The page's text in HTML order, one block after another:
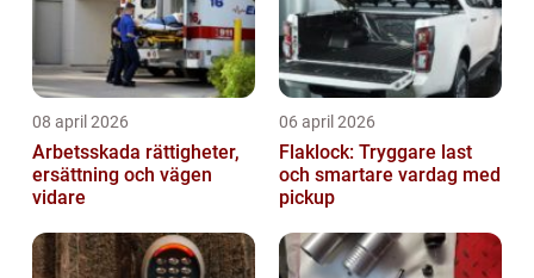
08 april 2026
Arbetsskada rättigheter,
ersättning och vägen
vidare
06 april 2026
Flaklock: Tryggare last
och smartare vardag med
pickup